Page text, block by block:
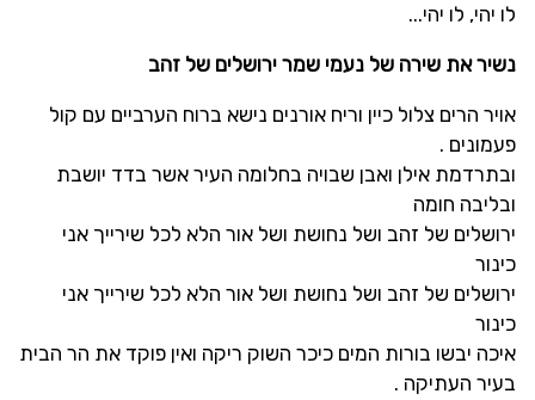
לו יהי, לו יהי...
נשיר את שירה של נעמי שמר ירושלים של זהב
אויר הרים צלול כיין וריח אורנים נישא ברוח הערביים עם קול
פעמונים .
ובתרדמת אילן ואבן שבויה בחלומה העיר אשר בדד יושבת
ובליבה חומה
ירושלים של זהב ושל נחושת ושל אור הלא לכל שירייך אני
כינור
ירושלים של זהב ושל נחושת ושל אור הלא לכל שירייך אני
כינור
איכה יבשו בורות המים כיכר השוק ריקה ואין פוקד את הר הבית
בעיר העתיקה .